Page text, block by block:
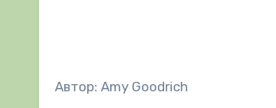
Автор: Amy Goodrich